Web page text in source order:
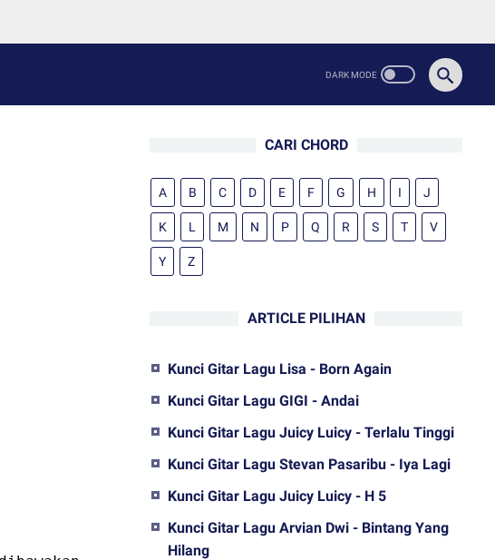
CARI CHORD
A B C D E F G H I J
K L M N P Q R S T V
Y Z
ARTICLE PILIHAN
Kunci Gitar Lagu Lisa - Born Again
Kunci Gitar Lagu GIGI - Andai
Kunci Gitar Lagu Juicy Luicy - Terlalu Tinggi
Kunci Gitar Lagu Stevan Pasaribu - Iya Lagi
Kunci Gitar Lagu Juicy Luicy - H 5
Kunci Gitar Lagu Arvian Dwi - Bintang Yang
Hilang